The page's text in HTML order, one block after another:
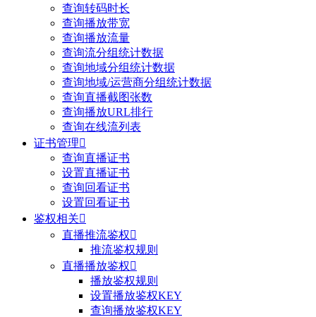
查询转码时长
查询播放带宽
查询播放流量
查询流分组统计数据
查询地域分组统计数据
查询地域/运营商分组统计数据
查询直播截图张数
查询播放URL排行
查询在线流列表
证书管理
查询直播证书
设置直播证书
查询回看证书
设置回看证书
鉴权相关
直播推流鉴权
推流鉴权规则
直播播放鉴权
播放鉴权规则
设置播放鉴权KEY
查询播放鉴权KEY